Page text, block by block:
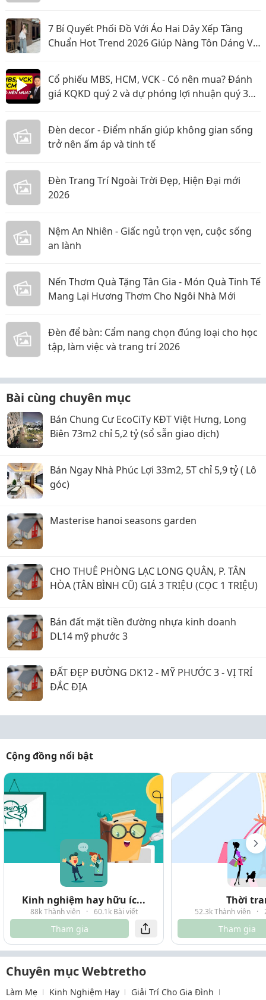
7 Bí Quyết Phối Đồ Với Áo Hai Dây Xếp Tầng
Chuẩn Hot Trend 2026 Giúp Nàng Tôn Dáng Và
Cổ phiếu MBS, HCM, VCK - Có nên mua? Đánh
giá KQKD quý 2 và dự phóng lợi nhuận quý 3
Đèn decor - Điểm nhấn giúp không gian sống
trở nên ấm áp và tinh tế
Đèn Trang Trí Ngoài Trời Đẹp, Hiện Đại mới
2026
Nệm An Nhiên - Giấc ngủ trọn vẹn, cuộc sống
an lành
Nến Thơm Quà Tặng Tân Gia - Món Quà Tinh Tế
Mang Lại Hương Thơm Cho Ngôi Nhà Mới
Đèn để bàn: Cẩm nang chọn đúng loại cho học
tập, làm việc và trang trí 2026
Bài cùng chuyên mục
Bán Chung Cư EcoCiTy KĐT Việt Hưng, Long
Biên 73m2 chỉ 5,2 tỷ (sổ sẵn giao dịch)
Bán Ngay Nhà Phúc Lợi 33m2, 5T chỉ 5,9 tỷ ( Lô
góc)
Masterise hanoi seasons garden
CHO THUÊ PHÒNG LẠC LONG QUÂN, P. TÂN
HÒA (TÂN BÌNH CŨ) GIÁ 3 TRIỆU (CỌC 1 TRIỆU)
Bán đất mặt tiền đường nhựa kinh doanh
DL14 mỹ phước 3
ĐẤT ĐẸP ĐƯỜNG DK12 - MỸ PHƯỚC 3 - VỊ TRÍ
ĐẮC ĐỊA
Cộng đồng nổi bật
Kinh nghiệm hay hữu íc...
88k Thành viên · 60.1k Bài viết
Tham gia
Thời
52.3k Thành viên ·
Tham gia
Chuyên mục Webtretho
Làm Mẹ Kinh Nghiệm Hay Giải Trí Cho Gia Đình